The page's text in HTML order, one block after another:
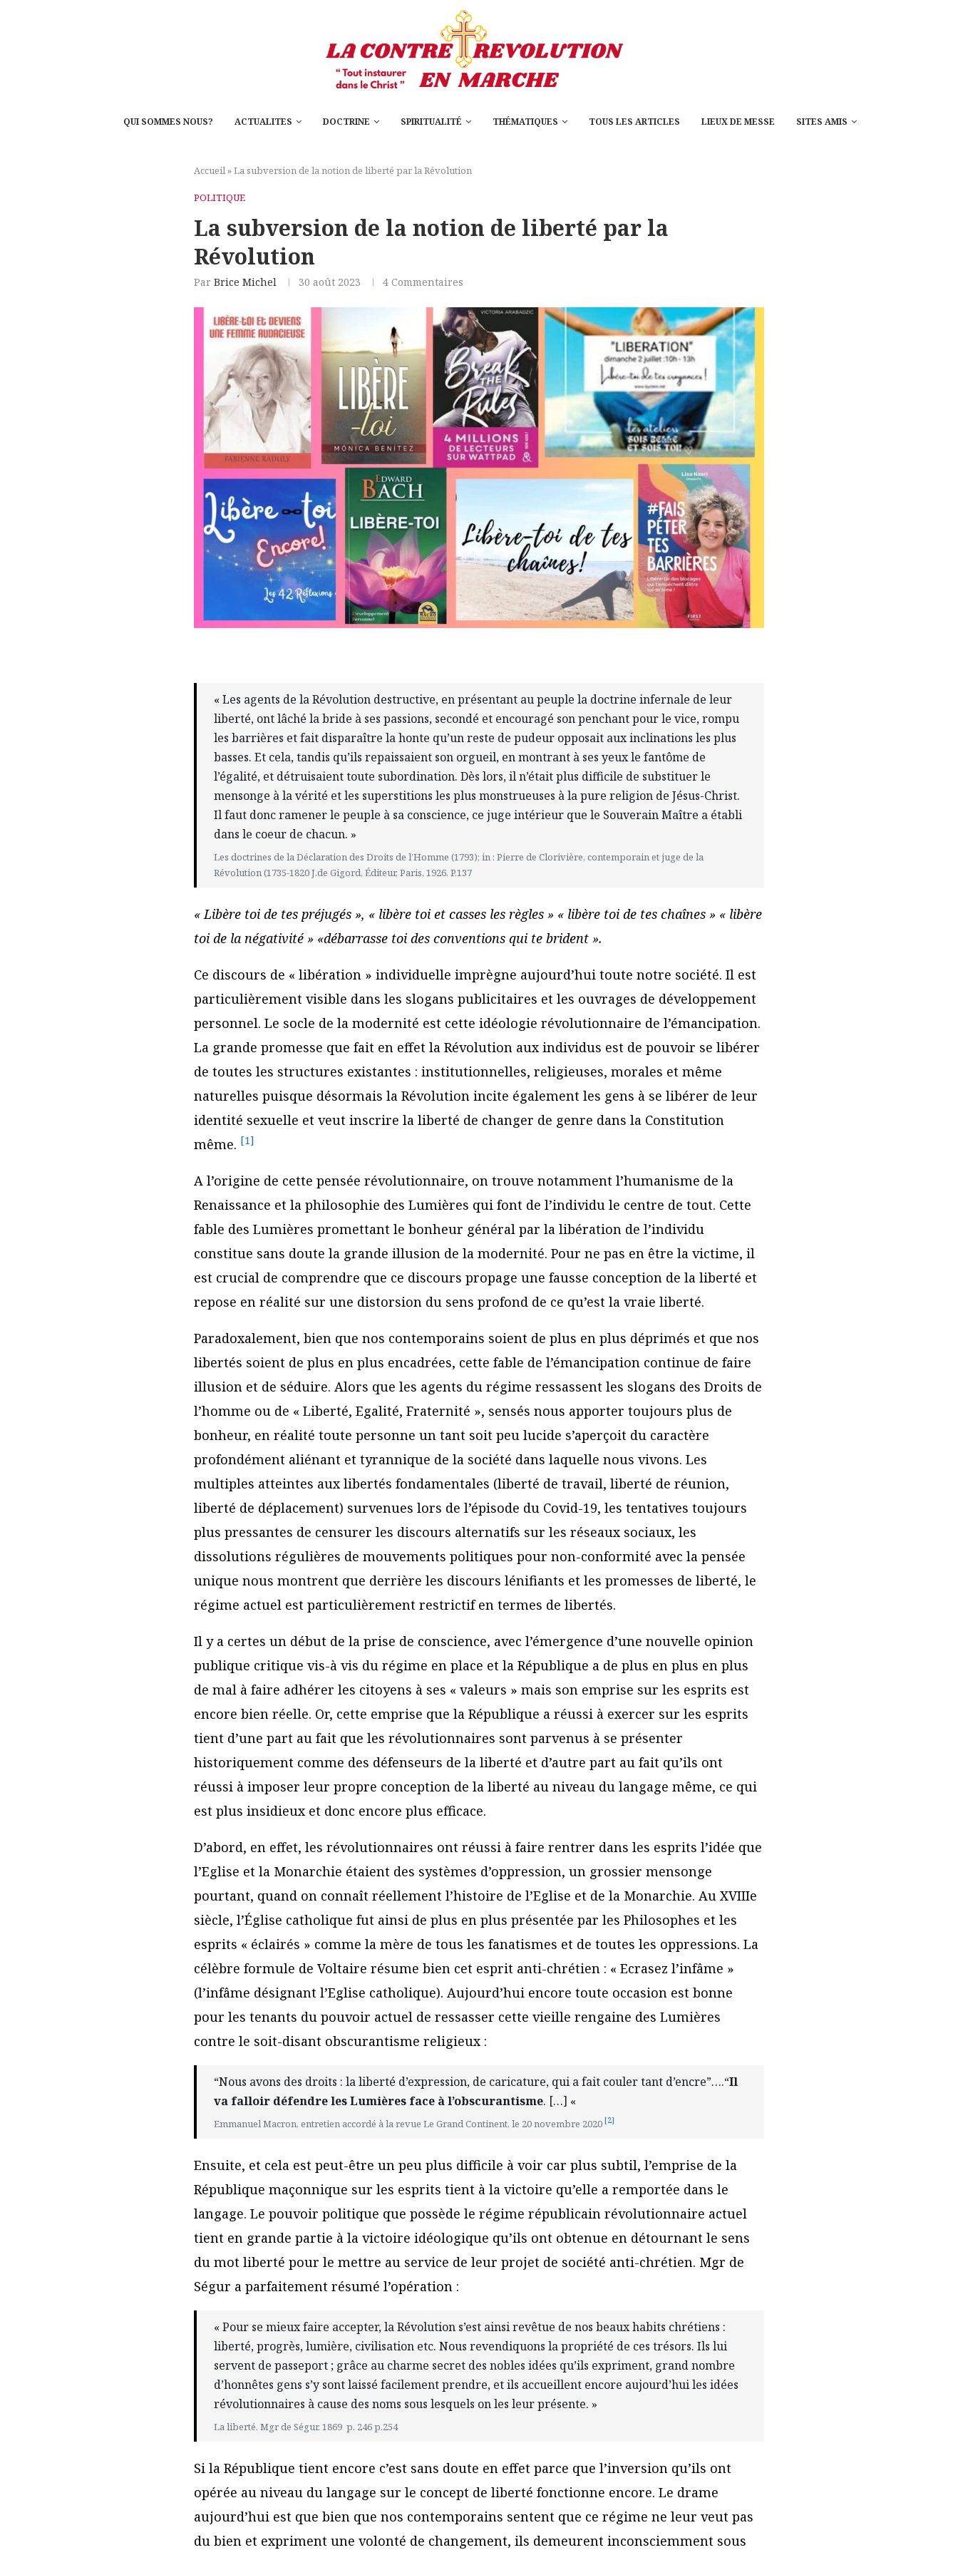
QUI SOMMES NOUS? ACTUALITES DOCTRINE SPIRITUALITÉ THÉMATIQUES TOUS LES ARTICLES LIEUX DE MESSE SITES AMIS
Accueil»La subversion de la notion de liberté par la Révolution
POLITIQUE
La subversion de la notion de liberté par la
Révolution
Par Brice Michel 30 août 2023 4 Commentaires
« Les agents de la Révolution destructive, en présentant au peuple la doctrine infernale de leur
liberté, ont lâché la bride à ses passions, secondé et encouragé son penchant pour le vice, rompu
les barrières et fait disparaître la honte qu’un reste de pudeur opposait aux inclinations les plus
basses. Et cela, tandis qu’ils repaissaient son orgueil, en montrant à ses yeux le fantôme de
l’égalité, et détruisaient toute subordination. Dès lors, il n’était plus difficile de substituer le
mensonge à la vérité et les superstitions les plus monstrueuses à la pure religion de Jésus-Christ.
Il faut donc ramener le peuple à sa conscience, ce juge intérieur que le Souverain Maître a établi
dans le coeur de chacun. »
Les doctrines de la Déclaration des Droits de l’Homme (1793); in : Pierre de Clorivière, contemporain et juge de la
Révolution (1735-1820 J.de Gigord, Éditeur, Paris, 1926. P.137
« Libère toi de tes préjugés », « libère toi et casses les règles » « libère toi de tes chaînes » « libère
toi de la négativité » «débarrasse toi des conventions qui te brident ».
Ce discours de « libération » individuelle imprègne aujourd’hui toute notre société. Il est
particulièrement visible dans les slogans publicitaires et les ouvrages de développement
personnel. Le socle de la modernité est cette idéologie révolutionnaire de l’émancipation.
La grande promesse que fait en effet la Révolution aux individus est de pouvoir se libérer
de toutes les structures existantes : institutionnelles, religieuses, morales et même
naturelles puisque désormais la Révolution incite également les gens à se libérer de leur
identité sexuelle et veut inscrire la liberté de changer de genre dans la Constitution
même. [1]
A l’origine de cette pensée révolutionnaire, on trouve notamment l’humanisme de la
Renaissance et la philosophie des Lumières qui font de l’individu le centre de tout. Cette
fable des Lumières promettant le bonheur général par la libération de l’individu
constitue sans doute la grande illusion de la modernité. Pour ne pas en être la victime, il
est crucial de comprendre que ce discours propage une fausse conception de la liberté et
repose en réalité sur une distorsion du sens profond de ce qu’est la vraie liberté.
Paradoxalement, bien que nos contemporains soient de plus en plus déprimés et que nos
libertés soient de plus en plus encadrées, cette fable de l’émancipation continue de faire
illusion et de séduire. Alors que les agents du régime ressassent les slogans des Droits de
l’homme ou de « Liberté, Egalité, Fraternité », sensés nous apporter toujours plus de
bonheur, en réalité toute personne un tant soit peu lucide s’aperçoit du caractère
profondément aliénant et tyrannique de la société dans laquelle nous vivons. Les
multiples atteintes aux libertés fondamentales (liberté de travail, liberté de réunion,
liberté de déplacement) survenues lors de l’épisode du Covid-19, les tentatives toujours
plus pressantes de censurer les discours alternatifs sur les réseaux sociaux, les
dissolutions régulières de mouvements politiques pour non-conformité avec la pensée
unique nous montrent que derrière les discours lénifiants et les promesses de liberté, le
régime actuel est particulièrement restrictif en termes de libertés.
Il y a certes un début de la prise de conscience, avec l’émergence d’une nouvelle opinion
publique critique vis-à vis du régime en place et la République a de plus en plus en plus
de mal à faire adhérer les citoyens à ses « valeurs » mais son emprise sur les esprits est
encore bien réelle. Or, cette emprise que la République a réussi à exercer sur les esprits
tient d’une part au fait que les révolutionnaires sont parvenus à se présenter
historiquement comme des défenseurs de la liberté et d’autre part au fait qu’ils ont
réussi à imposer leur propre conception de la liberté au niveau du langage même, ce qui
est plus insidieux et donc encore plus efficace.
D’abord, en effet, les révolutionnaires ont réussi à faire rentrer dans les esprits l’idée que
l’Eglise et la Monarchie étaient des systèmes d’oppression, un grossier mensonge
pourtant, quand on connaît réellement l’histoire de l’Eglise et de la Monarchie. Au XVIIIe
siècle, l’Église catholique fut ainsi de plus en plus présentée par les Philosophes et les
esprits « éclairés » comme la mère de tous les fanatismes et de toutes les oppressions. La
célèbre formule de Voltaire résume bien cet esprit anti-chrétien : « Ecrasez l’infâme »
(l’infâme désignant l’Eglise catholique). Aujourd’hui encore toute occasion est bonne
pour les tenants du pouvoir actuel de ressasser cette vieille rengaine des Lumières
contre le soit-disant obscurantisme religieux :
“Nous avons des droits : la liberté d’expression, de caricature, qui a fait couler tant d’encre”….“Il
va falloir défendre les Lumières face à l’obscurantisme. […] «
Emmanuel Macron, entretien accordé à la revue Le Grand Continent, le 20 novembre 2020 [2]
Ensuite, et cela est peut-être un peu plus difficile à voir car plus subtil, l’emprise de la
République maçonnique sur les esprits tient à la victoire qu’elle a remportée dans le
langage. Le pouvoir politique que possède le régime républicain révolutionnaire actuel
tient en grande partie à la victoire idéologique qu’ils ont obtenue en détournant le sens
du mot liberté pour le mettre au service de leur projet de société anti-chrétien. Mgr de
Ségur a parfaitement résumé l’opération :
« Pour se mieux faire accepter, la Révolution s’est ainsi revêtue de nos beaux habits chrétiens :
liberté, progrès, lumière, civilisation etc. Nous revendiquons la propriété de ces trésors. Ils lui
servent de passeport ; grâce au charme secret des nobles idées qu’ils expriment, grand nombre
d’honnêtes gens s’y sont laissé facilement prendre, et ils accueillent encore aujourd’hui les idées
révolutionnaires à cause des noms sous lesquels on les leur présente. »
La liberté. Mgr de Ségur. 1869 p. 246 p.254
Si la République tient encore c’est sans doute en effet parce que l’inversion qu’ils ont
opérée au niveau du langage sur le concept de liberté fonctionne encore. Le drame
aujourd’hui est que bien que nos contemporains sentent que ce régime ne leur veut pas
du bien et expriment une volonté de changement, ils demeurent inconsciemment sous